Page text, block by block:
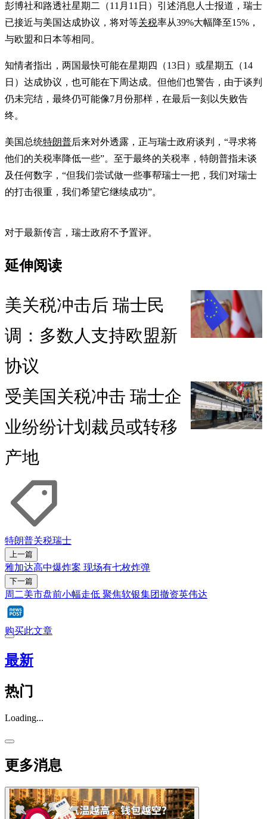
彭博社和路透社星期二（11月11日）引述消息人士报道，瑞士
已接近与美国达成协议，将对等关税率从39%大幅降至15%，
与欧盟和日本等相同。
知情者指出，两国最快可能在星期四（13日）或星期五（14
日）达成协议，也可能在下周达成。但他们也警告，由于谈判
仍未完结，最终仍可能像7月份那样，在最后一刻以失败告
终。
美国总统特朗普后来对外透露，正与瑞士政府谈判，“寻求将
他们的关税率降低一些”。至于最终的关税率，特朗普指未谈
及任何数字，“但我们尝试做一些事帮瑞士一把，我们对瑞士
的打击很重，我们希望它继续成功”。
对于最新传言，瑞士政府不予置评。
延伸阅读
美关税冲击后 瑞士民
调：多数人支持欧盟新
协议
受美国关税冲击 瑞士企
业纷纷计划裁员或转移
产地
特朗普关税瑞士
上一篇
雅加达高中爆炸案 现场有七枚炸弹
下一篇
周二美市盘前小幅走低 聚焦软银集团撤资英伟达
购买此文章
最新
热门
Loading...
更多消息